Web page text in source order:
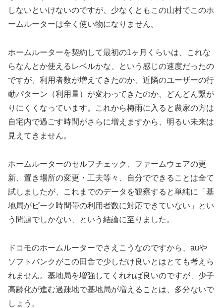
しないといけないのですが、少なくともこの山村でこのホ
ームルーターは全く使い物になりません。
ホームルーターを契約して最初の1ヶ月くらいは、これな
らなんとか使えるレベルかな、という感じの速度だったの
ですが、利用者数が増えてきたのか、近隣のユーザーの行
動パターン（利用量）が変わってきたのか、どんどん繋が
りにくくなっています。これから梅雨に入ると農家の方は
自宅内で過ごす時間がさらに増えますから、明るい未来は
見えてきません。
ホームルーターのセルフチェック、ファームウェアの更
新、置き場所の変更・工夫等々、自分でできることは全て
試しましたが、これまでのデータを観察すると単純に「基
地局がピーク時間帯の利用者数に対応できていない」とい
う問題でしかない、という結論に至りました。
ドコモのホームルーターでさえこうなのですから、auや
ソフトバンクがこの田舎で少しだけ良いとはとても考えら
れません。基地局を増強してくれれば良いのですが、少子
高齢化が進む過疎地で基地局が増えることは、多分ないで
しょう。